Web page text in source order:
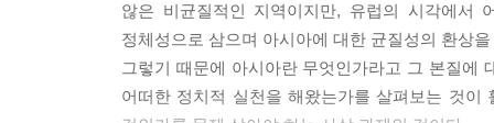
않은 비균질적인 지역이지만, 유럽의 시각에서
정체성으로 삼으며 아시아에 대한 균질성의 환상
그렇기 때문에 아시아란 무엇인가라고 그 본질에
어떠한 정치적 실천을 해왔는가를 살펴보는 것